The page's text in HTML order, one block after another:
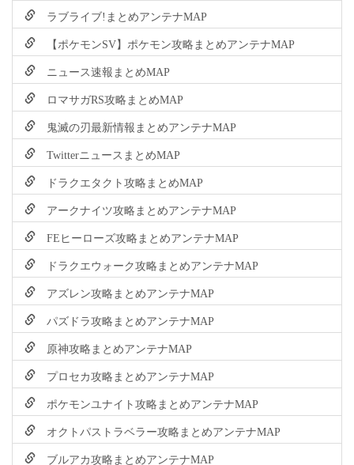
ラブライブ!まとめアンテナMAP
【ポケモンSV】ポケモン攻略まとめアンテナMAP
ニュース速報まとめMAP
ロマサガRS攻略まとめMAP
鬼滅の刃最新情報まとめアンテナMAP
TwitterニュースまとめMAP
ドラクエタクト攻略まとめMAP
アークナイツ攻略まとめアンテナMAP
FEヒーローズ攻略まとめアンテナMAP
ドラクエウォーク攻略まとめアンテナMAP
アズレン攻略まとめアンテナMAP
パズドラ攻略まとめアンテナMAP
原神攻略まとめアンテナMAP
プロセカ攻略まとめアンテナMAP
ポケモンユナイト攻略まとめアンテナMAP
オクトパストラベラー攻略まとめアンテナMAP
ブルアカ攻略まとめアンテナMAP